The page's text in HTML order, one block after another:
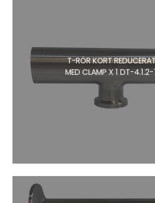
T-RÖR KORT
MED CLAMP X 1 DT-